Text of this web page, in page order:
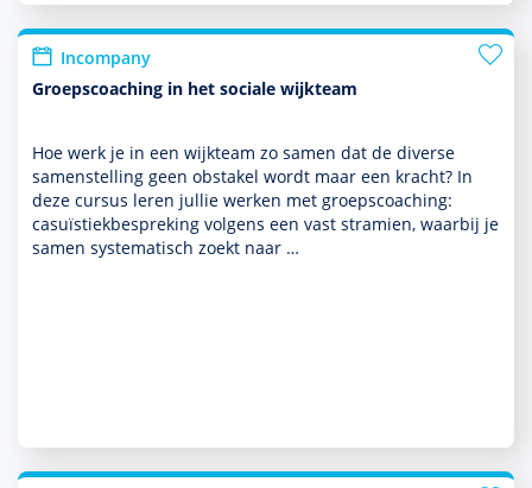
Incompany
Groepscoaching in het sociale wijkteam
Hoe werk je in een wijkteam zo samen dat de diverse
samenstelling geen obstakel wordt maar een kracht? In
deze cursus leren jullie werken met groepscoaching:
casuïstiekbespreking volgens een vast stramien, waarbij je
samen syste­ma­tisch zoekt naar …